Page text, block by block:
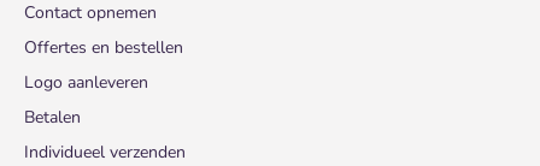
Contact opnemen
Offertes en bestellen
Logo aanleveren
Betalen
Individueel verzenden